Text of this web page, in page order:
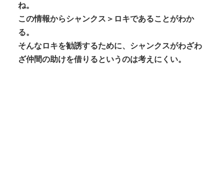
ね。
この情報からシャンクス＞ロキであることがわか
る。
そんなロキを勧誘するために、シャンクスがわざわ
ざ仲間の助けを借りるというのは考えにくい。